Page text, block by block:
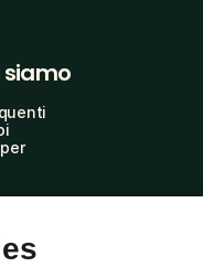
siamo